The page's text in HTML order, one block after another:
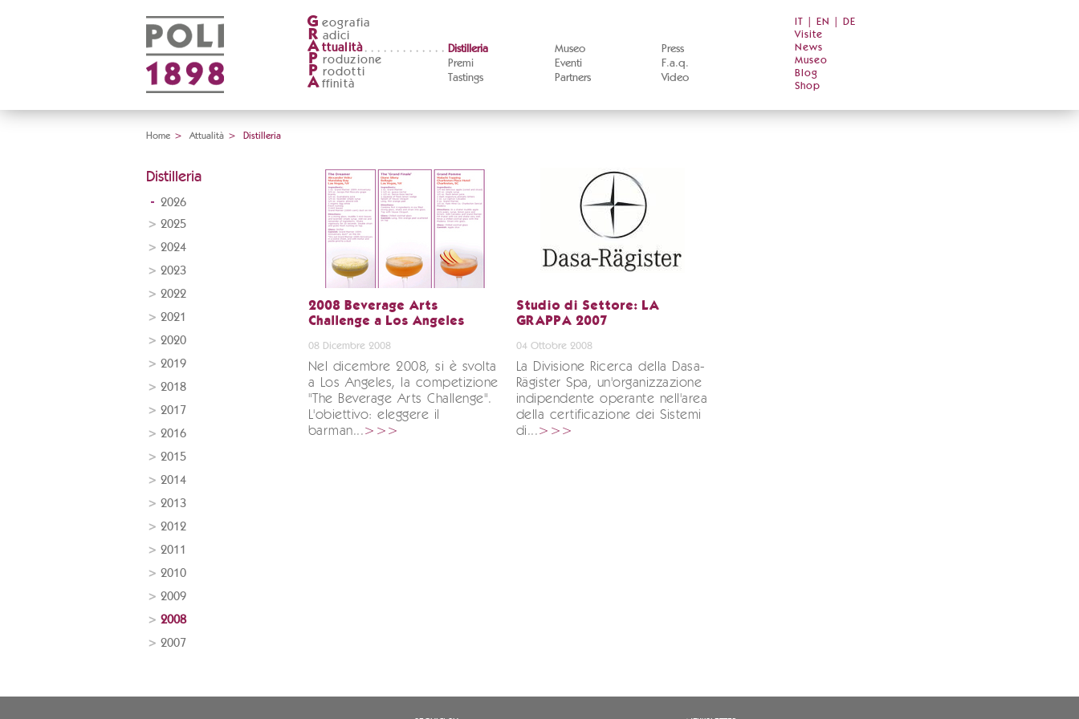
G eografia
R adici
A ttualità
Distilleria
Premi
Tastings
Museo
Eventi
Partners
Press
F.a.q.
Video
P roduzione
P rodotti
A ffinità
IT EN
DE
Visite
News
Museo
Blog
Shop
Home > Attualità > Distilleria
Distilleria
2026
2025
2024
2023
2022
2021
2020
2019
2018
2017
2016
2015
2014
2013
2012
2011
2010
2009
2008
2007
2008 Beverage Arts
Challenge a Los Angeles
08 Dicembre 2008
Nel dicembre 2008, si è svolta
a Los Angeles, la competizione
"The Beverage Arts Challenge".
L'obiettivo: eleggere il
barman...>>>
Studio di Settore: LA
GRAPPA 2007
04 Ottobre 2008
La Divisione Ricerca della Dasa-
Rägister Spa, un'organizzazione
indipendente operante nell'area
della certificazione dei Sistemi
di...>>>